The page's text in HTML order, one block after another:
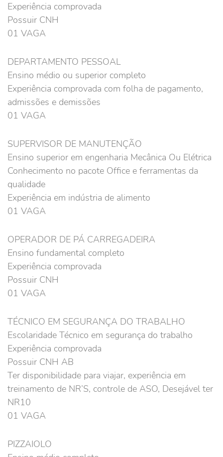
Experiência comprovada
Possuir CNH
01 VAGA
DEPARTAMENTO PESSOAL
Ensino médio ou superior completo
Experiência comprovada com folha de pagamento,
admissões e demissões
01 VAGA
SUPERVISOR DE MANUTENÇÃO
Ensino superior em engenharia Mecânica Ou Elétrica
Conhecimento no pacote Office e ferramentas da
qualidade
Experiência em indústria de alimento
01 VAGA
OPERADOR DE PÁ CARREGADEIRA
Ensino fundamental completo
Experiência comprovada
Possuir CNH
01 VAGA
TÉCNICO EM SEGURANÇA DO TRABALHO
Escolaridade Técnico em segurança do trabalho
Experiência comprovada
Possuir CNH AB
Ter disponibilidade para viajar, experiência em
treinamento de NR’S, controle de ASO, Desejável ter
NR10
01 VAGA
PIZZAIOLO